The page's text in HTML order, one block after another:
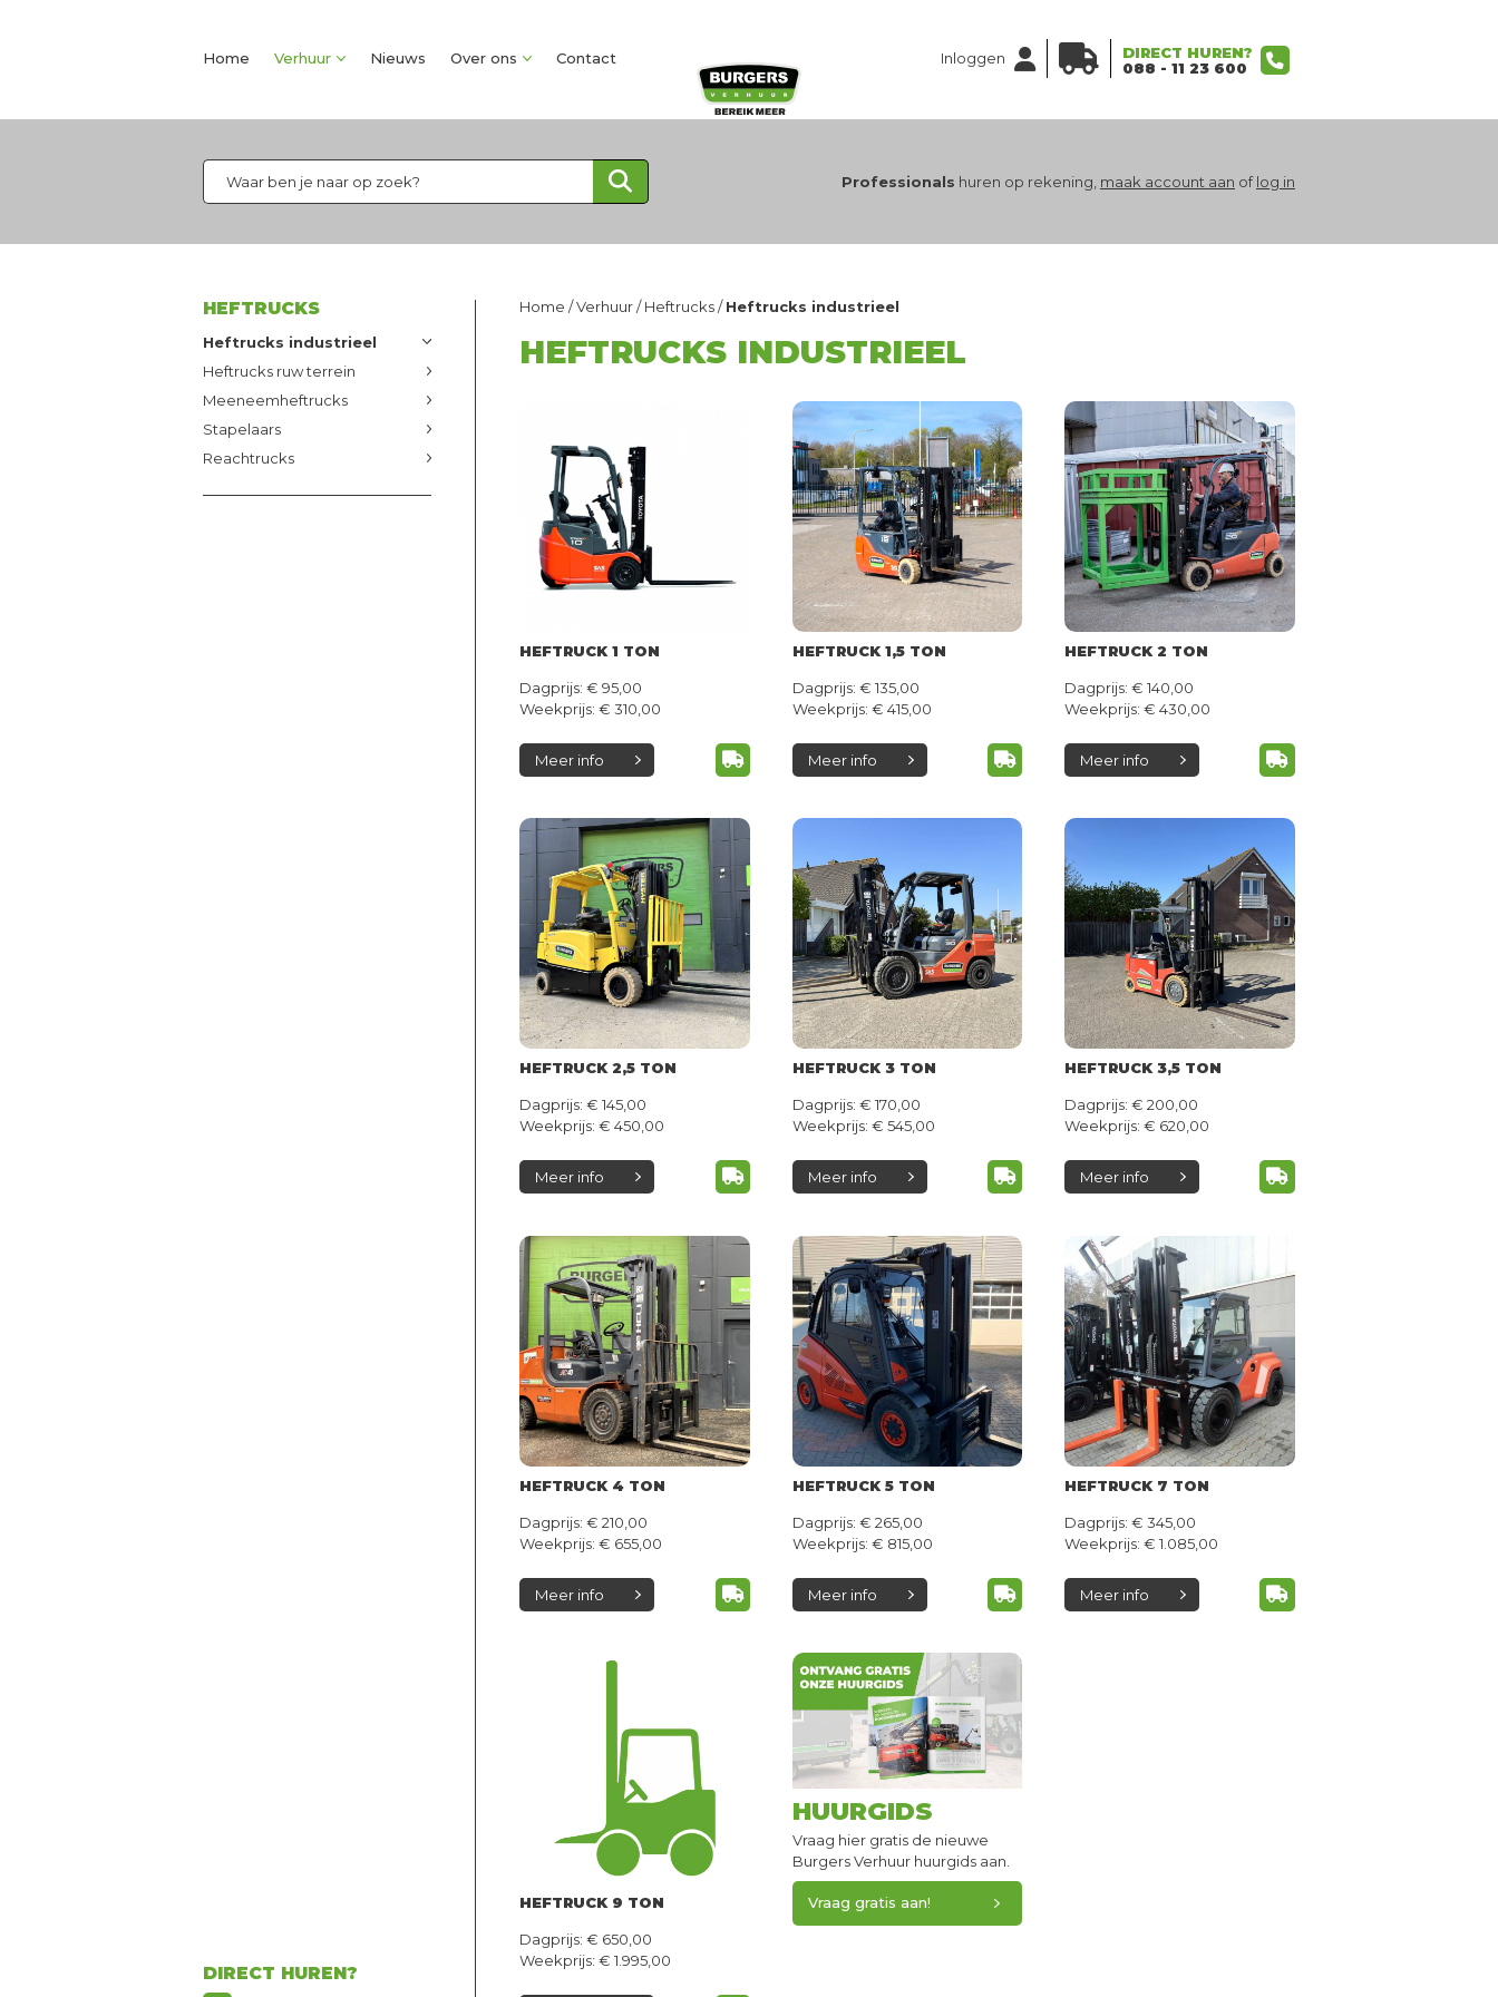
Home Verhuur Nieuws Over ons Contact Inloggen
DIRECT HUREN?
088 - 11 23 600
Professionals huren op rekening, maak account aan oflog in
HEFTRUCKS
Heftrucks industrieel
Heftrucks ruw terrein
Meeneemheftrucks
Stapelaars
Reachtrucks
DIRECT HUREN?
Home /Verhuur/Heftrucks/Heftrucks industrieel
HEFTRUCKS INDUSTRIEEL
HEFTRUCK 1 TON
Dagprijs: € 95,00
Weekprijs: € 310,00
Meer info
HEFTRUCK 1,5 TON
Dagprijs: € 135,00
Weekprijs: € 415,00
Meer info
HEFTRUCK 2 TON
Dagprijs: € 140,00
Weekprijs: € 430,00
Meer info
HEFTRUCK 2,5 TON
Dagprijs: € 145,00
Weekprijs: € 450,00
Meer info
HEFTRUCK 3 TON
Dagprijs: € 170,00
Weekprijs: € 545,00
Meer info
HEFTRUCK 3,5 TON
Dagprijs: € 200,00
Weekprijs: € 620,00
Meer info
HEFTRUCK 4 TON
Dagprijs: € 210,00
Weekprijs: € 655,00
Meer info
HEFTRUCK 5 TON
Dagprijs: € 265,00
Weekprijs: € 815,00
Meer info
HEFTRUCK 7 TON
Dagprijs: € 345,00
Weekprijs: € 1.085,00
Meer info
HEFTRUCK 9 TON
Dagprijs: € 650,00
Weekprijs: € 1.995,00
HUURGIDS
Vraag hier gratis de nieuwe
Burgers Verhuur huurgids aan.
Vraag gratis aan!